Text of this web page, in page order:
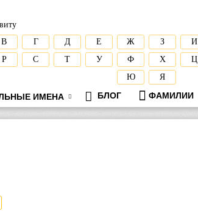
В Г Д Е Ж З И
Р С Т У Ф Х Ц
Ю
Я
ИМЕНА БЛОГ ФАМИЛИИ